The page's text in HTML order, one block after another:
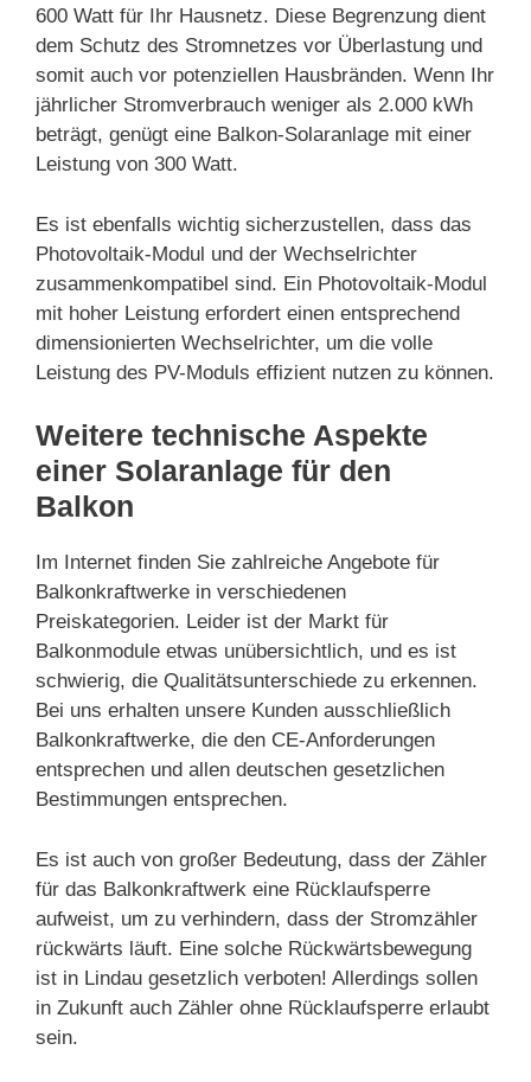
600 Watt für Ihr Hausnetz. Diese Begrenzung dient
dem Schutz des Stromnetzes vor Überlastung und
somit auch vor potenziellen Hausbränden. Wenn Ihr
jährlicher Stromverbrauch weniger als 2.000 kWh
beträgt, genügt eine Balkon-Solaranlage mit einer
Leistung von 300 Watt.
Es ist ebenfalls wichtig sicherzustellen, dass das
Photovoltaik-Modul und der Wechselrichter
zusammenkompatibel sind. Ein Photovoltaik-Modul
mit hoher Leistung erfordert einen entsprechend
dimensionierten Wechselrichter, um die volle
Leistung des PV-Moduls effizient nutzen zu können.
Weitere technische Aspekte
einer Solaranlage für den
Balkon
Im Internet finden Sie zahlreiche Angebote für
Balkonkraftwerke in verschiedenen
Preiskategorien. Leider ist der Markt für
Balkonmodule etwas unübersichtlich, und es ist
schwierig, die Qualitätsunterschiede zu erkennen.
Bei uns erhalten unsere Kunden ausschließlich
Balkonkraftwerke, die den CE-Anforderungen
entsprechen und allen deutschen gesetzlichen
Bestimmungen entsprechen.
Es ist auch von großer Bedeutung, dass der Zähler
für das Balkonkraftwerk eine Rücklaufsperre
aufweist, um zu verhindern, dass der Stromzähler
rückwärts läuft. Eine solche Rückwärtsbewegung
ist in Lindau gesetzlich verboten! Allerdings sollen
in Zukunft auch Zähler ohne Rücklaufsperre erlaubt
sein.